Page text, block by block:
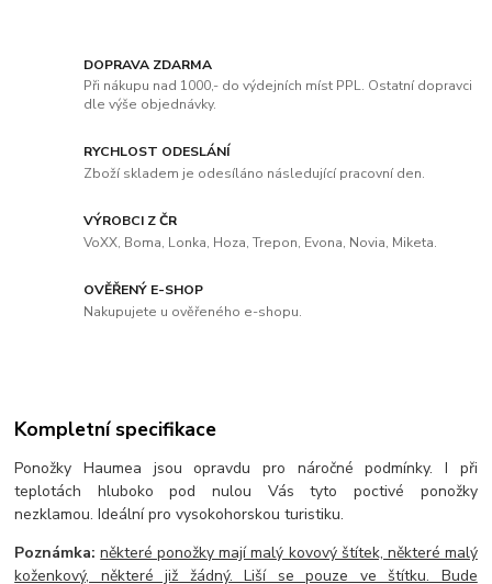
DOPRAVA ZDARMA
Při nákupu nad 1000,- do výdejních míst PPL. Ostatní dopravci
dle výše objednávky.
RYCHLOST ODESLÁNÍ
Zboží skladem je odesíláno následující pracovní den.
VÝROBCI Z ČR
VoXX, Boma, Lonka, Hoza, Trepon, Evona, Novia, Miketa.
OVĚŘENÝ E-SHOP
Nakupujete u ověřeného e-shopu.
Kompletní specifikace
Ponožky Haumea jsou opravdu pro náročné podmínky. I při
teplotách hluboko pod nulou Vás tyto poctivé ponožky
nezklamou. Ideální pro vysokohorskou turistiku.
Poznámka:některé ponožky mají malý kovový štítek, některé malý
koženkový, některé již žádný. Liší se pouze ve štítku. Bude